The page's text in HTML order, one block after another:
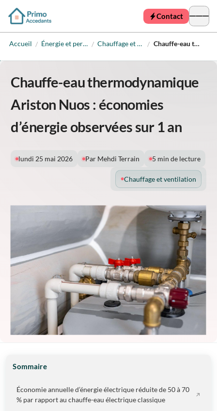
Contact
Accueil / Énergie et performance / Chauffage et ventilation / Chauffe-eau thermodynamique Ariston Nuos : économies d’énergie observées sur 1 an
Chauffe-eau thermodynamique
Ariston Nuos : économies
d’énergie observées sur 1 an
lundi 25 mai 2026 Par Mehdi Terrain 5 min de lecture
Chauffage et ventilation
Sommaire
Économie annuelle d’énergie électrique réduite de 50 à 70
% par rapport au chauffe-eau électrique classique